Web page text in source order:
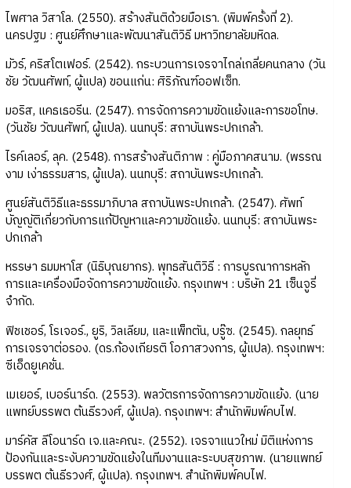
ไพศาล วิสาโล. (2550). สร้างสันติด้วยมือเรา. (พิมพ์ครั้งที่ 2).
นครปฐม : ศูนย์ศึกษาและพัฒนาสันติวิธี มหาวิทยาลัยมหิดล.
มัวร์, คริสโตเฟอร์. (2542). กระบวนการเจรจาไกล่เกลี่ยคนกลาง (วัน
ชัย วัฒนศัพท์, ผู้แปล) ขอนแก่น: ศิริภัณฑ์ออฟเซ็ท.
มอริส, แคธเธอรีน. (2547). การจัดการความขัดแย้งและการขอโทษ.
(วันชัย วัฒนศัพท์, ผู้แปล). นนทบุรี: สถาบันพระปกเกล้า.
ไรค์เลอร์, ลุค. (2548). การสร้างสันติภาพ : คู่มือภาคสนาม. (พรรณ
งาม เง่าธรรมสาร, ผู้แปล). นนทบุรี: สถาบันพระปกเกล้า.
ศูนย์สันติวิธีและธรรมาภิบาล สถาบันพระปกเกล้า. (2547). ศัพท์
บัญญัติเกี่ยวกับการแก้ปัญหาและความขัดแย้ง. นนทบุรี: สถาบันพระ
ปกเกล้า
หรรษา ธมมหาโส (นิธิบุณยากร). พุทธสันติวิธี : การบูรณาการหลัก
การและเครื่องมือจัดการความขัดแย้ง. กรุงเทพฯ : บริษัท 21 เซ็นจูรี่
จำกัด.
ฟิชเชอร์, โรเจอร์., ยูริ, วิลเลียม, และแพ็ทตัน, บรู๊ซ. (2545). กลยุทธ์
การเจรจาต่อรอง. (ดร.ก้องเกียรติ โอภาสวงการ, ผู้แปล). กรุงเทพฯ:
ซีเอ็ดยูเคชั่น.
เมเยอร์, เบอร์นาร์ด. (2553). พลวัตรการจัดการความขัดแย้ง. (นาย
แพทย์บรรพต ต้นธีรวงศ์, ผู้แปล). กรุงเทพฯ: สำนักพิมพ์คบไฟ.
มาร์คัส ลีโอนาร์ด เจ.และคณะ. (2552). เจรจาแนวใหม่ มิติแห่งการ
ป้องกันและระงับความขัดแย้งในทีมงานและระบบสุขภาพ. (นายแพทย์
บรรพต ต้นธีรวงศ์, ผู้แปล). กรุงเทพฯ. สำนักพิมพ์คบไฟ.